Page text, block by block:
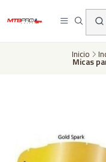
Despachos a todo Chile a
dependiento de tu ubicación
Inicio
Micas